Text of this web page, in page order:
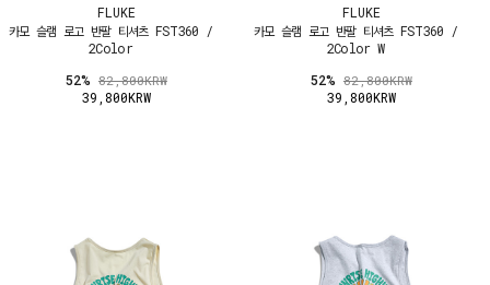
FLUKE
카모 슬램 로고 반팔 티셔츠 FST360 /
2Color
52% 82,800KRW
39,800KRW
FLUKE
카모 슬램 로고 반팔 티셔츠 FST360 /
2Color W
52% 82,800KRW
39,800KRW